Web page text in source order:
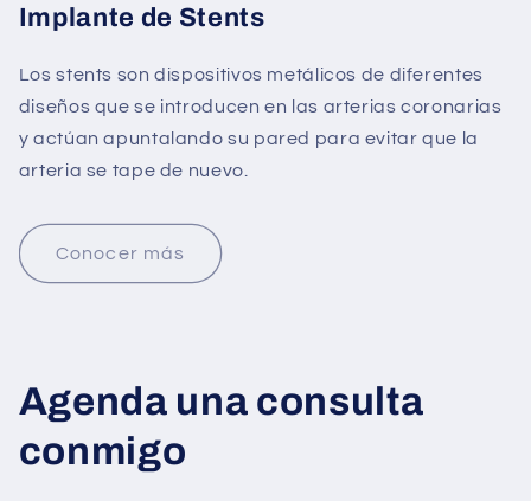
Implante de Stents
Los stents son dispositivos metálicos de diferentes
diseños que se introducen en las arterias coronarias
y actúan apuntalando su pared para evitar que la
arteria se tape de nuevo.
Conocer más
Agenda una consulta
conmigo